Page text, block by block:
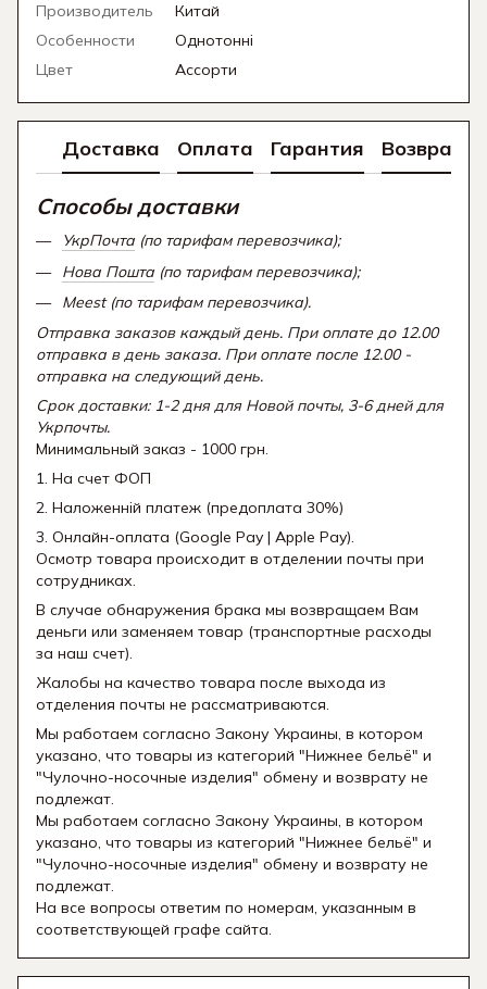
Производитель
Китай
Особенности
Однотонні
Цвет
Ассорти
Доставка Оплата Гарантия Возврат
Способы доставки
УкрПочта (по тарифам перевозчика);
Нова Пошта (по тарифам перевозчика);
Meest (по тарифам перевозчика).
Отправка заказов каждый день. При оплате до 12.00
отправка в день заказа. При оплате после 12.00 -
отправка на следующий день.
Срок доставки: 1-2 дня для Новой почты, 3-6 дней для
Укрпочты.
Минимальный заказ - 1000 грн.
1. На счет ФОП
2. Наложенній платеж (предоплата 30%)
3. Онлайн-оплата (Google Pay | Apple Pay).
Осмотр товара происходит в отделении почты при
сотрудниках.
В случае обнаружения брака мы возвращаем Вам
деньги или заменяем товар (транспортные расходы
за наш счет).
Жалобы на качество товара после выхода из
отделения почты не рассматриваются.
Мы работаем согласно Закону Украины, в котором
указано, что товары из категорий "Нижнее бельё" и
"Чулочно-носочные изделия" обмену и возврату не
подлежат.
Мы работаем согласно Закону Украины, в котором
указано, что товары из категорий "Нижнее бельё" и
"Чулочно-носочные изделия" обмену и возврату не
подлежат.
На все вопросы ответим по номерам, указанным в
соответствующей графе сайта.